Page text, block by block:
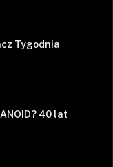
Tygodnia
40 lat